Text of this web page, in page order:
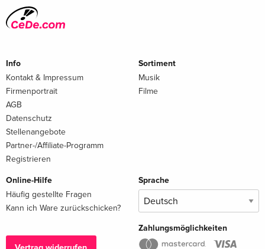
Info
Kontakt & Impressum
Firmenportrait
AGB
Datenschutz
Stellenangebote
Partner-/Affiliate-Programm
Registrieren
Sortiment
Musik
Filme
Online-Hilfe
Häufig gestellte Fragen
Kann ich Ware zurückschicken?
Sprache
Zahlungsmöglichkeiten